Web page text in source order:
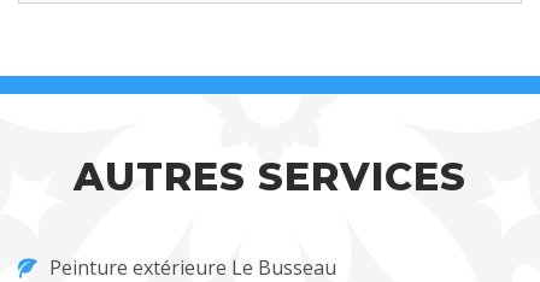
AUTRES SERVICES
Peinture extérieure Le Busseau